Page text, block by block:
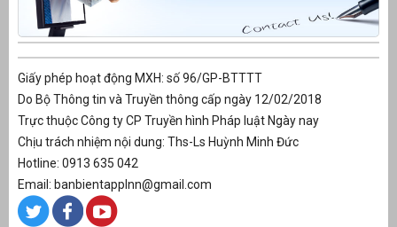
Giấy phép hoạt động MXH: số 96/GP-BTTTT
Do Bộ Thông tin và Truyền thông cấp ngày 12/02/2018
Trực thuộc Công ty CP Truyền hình Pháp luật Ngày nay
Chịu trách nhiệm nội dung: Ths-Ls Huỳnh Minh Đức
Hotline: 0913 635 042
Email: banbientapplnn@gmail.com